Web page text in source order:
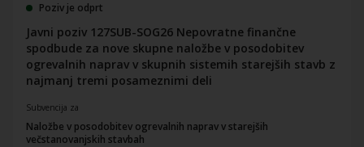
Poziv je odprt
Javni poziv 127SUB-SOG26 Nepovratne finančne
spodbude za nove skupne naložbe v posodobitev
ogrevalnih naprav v skupnih sistemih starejših stavb z
najmanj tremi posameznimi deli
Subvencija za
Naložbe v posodobitev ogrevalnih naprav v starejših
večstanovanjskih stavbah